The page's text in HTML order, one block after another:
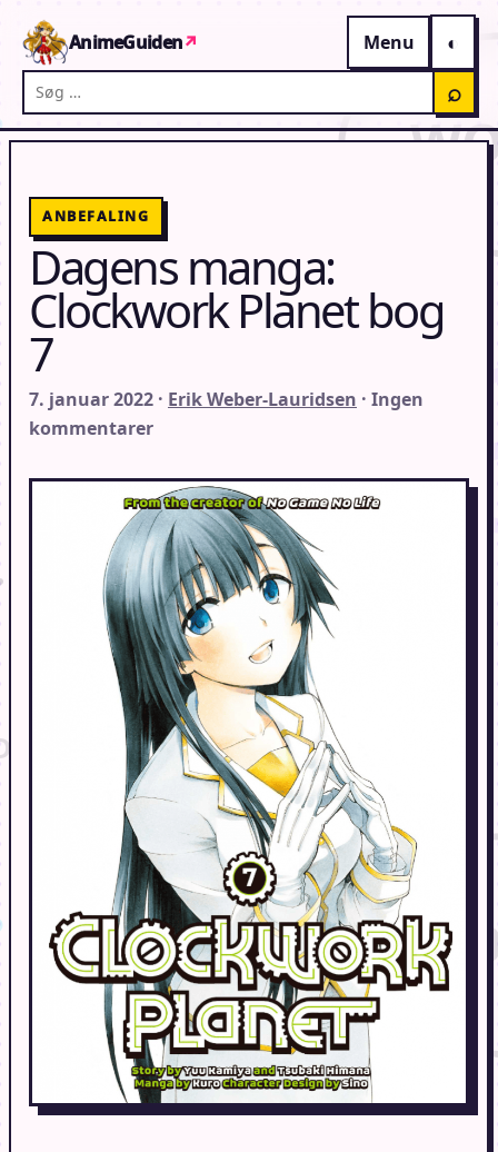
AnimeGuiden↗
Menu
Søg på AnimeGuiden
⌕
ANBEFALING
Dagens manga:
Clockwork Planet bog
7
7. januar 2022 · Erik Weber-Lauridsen · Ingen
kommentarer